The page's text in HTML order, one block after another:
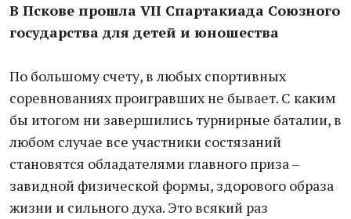
В Пскове прошла VII Спартакиада Союзного
государства для детей и юношества
По большому счету, в любых спортивных
соревнованиях проигравших не бывает. С каким
бы итогом ни завершились турнирные баталии, в
любом случае все участники состязаний
становятся обладателями главного приза –
завидной физической формы, здорового образа
жизни и сильного духа. Это всякий раз